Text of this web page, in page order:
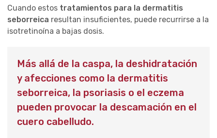
Cuando estos tratamientos para la dermatitis
seborreica resultan insuficientes, puede recurrirse a la
isotretinoína a bajas dosis.
Más allá de la caspa, la deshidratación
y afecciones como la dermatitis
seborreica, la psoriasis o el eczema
pueden provocar la descamación en el
cuero cabelludo.